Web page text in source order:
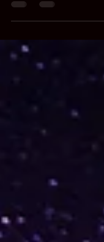
청주 운천동 휴게텔은
동 일대에서 휴식 공간
다. 이 글은 블로그 형
과 지역적 특성, 그리고
할 점을 중심으로 정리
텔 청주 운천동 휴게텔
휴게텔은 청주 지역 내
성된 휴식 공간 및 관련
입니다. 청주시는 충청
주거지역과 상업시설,
입니다. 특히 운천동은
지역 중 하나로 주거지
잡은 생활 중심 지역입
에 음식점, 카페, 다양
를 찾는 이용자들의 검
있습니다. 청주 운천